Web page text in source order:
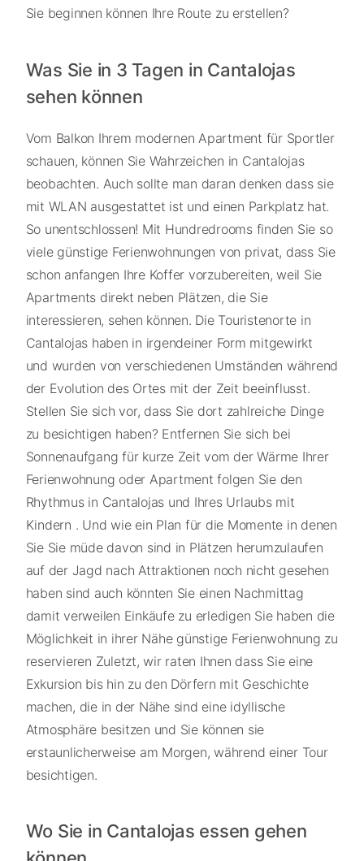
Sie beginnen können Ihre Route zu erstellen?
Was Sie in 3 Tagen in Cantalojas
sehen können
Vom Balkon Ihrem modernen Apartment für Sportler
schauen, können Sie Wahrzeichen in Cantalojas
beobachten. Auch sollte man daran denken dass sie
mit WLAN ausgestattet ist und einen Parkplatz hat.
So unentschlossen! Mit Hundredrooms finden Sie so
viele günstige Ferienwohnungen von privat, dass Sie
schon anfangen Ihre Koffer vorzubereiten, weil Sie
Apartments direkt neben Plätzen, die Sie
interessieren, sehen können. Die Touristenorte in
Cantalojas haben in irgendeiner Form mitgewirkt
und wurden von verschiedenen Umständen während
der Evolution des Ortes mit der Zeit beeinflusst.
Stellen Sie sich vor, dass Sie dort zahlreiche Dinge
zu besichtigen haben? Entfernen Sie sich bei
Sonnenaufgang für kurze Zeit vom der Wärme Ihrer
Ferienwohnung oder Apartment folgen Sie den
Rhythmus in Cantalojas und Ihres Urlaubs mit
Kindern . Und wie ein Plan für die Momente in denen
Sie Sie müde davon sind in Plätzen herumzulaufen
auf der Jagd nach Attraktionen noch nicht gesehen
haben sind auch könnten Sie einen Nachmittag
damit verweilen Einkäufe zu erledigen Sie haben die
Möglichkeit in ihrer Nähe günstige Ferienwohnung zu
reservieren Zuletzt, wir raten Ihnen dass Sie eine
Exkursion bis hin zu den Dörfern mit Geschichte
machen, die in der Nähe sind eine idyllische
Atmosphäre besitzen und Sie können sie
erstaunlicherweise am Morgen, während einer Tour
besichtigen.
Wo Sie in Cantalojas essen gehen